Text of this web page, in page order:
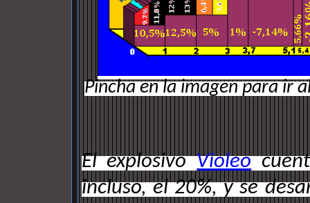
Pincha en la imagen para ir
El explosivoVioleo
incluso, el 20%, y se